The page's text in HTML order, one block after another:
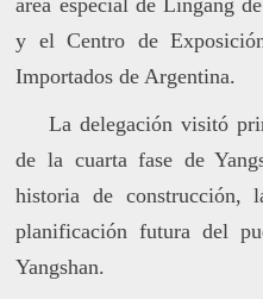
y el Centro de
Importados de Argentina.
La delegación visitó
de la cuarta fase de
historia de construcción,
planificación futura del
Yangshan.